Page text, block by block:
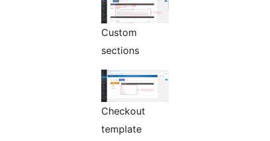
Custom
sections
Checkout
template